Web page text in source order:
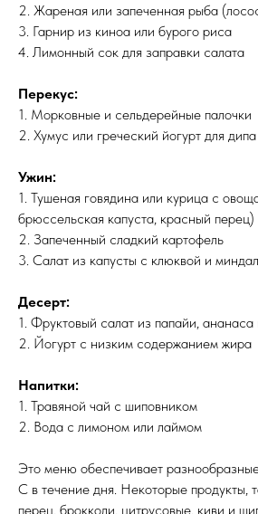
2. Жареная или запеченная рыба
3. Гарнир из киноа или бурого риса
4. Лимонный сок для заправки салата
Перекус:
1. Морковные и сельдерейные палочки
2. Хумус или греческий йогурт для дипа
Ужин:
1. Тушеная говядина или курица с
брюссельская капуста, красный перец)
2. Запеченный сладкий картофель
3. Салат из капусты с клюквой и
Десерт:
1. Фруктовый салат из папайи, ананаса
2. Йогурт с низким содержанием жира
Напитки:
1. Травяной чай с шиповником
2. Вода с лимоном или лаймом
Это меню обеспечивает
С в течение дня. Некоторые продукты,
перец, брокколи, цитрусовые, киви и